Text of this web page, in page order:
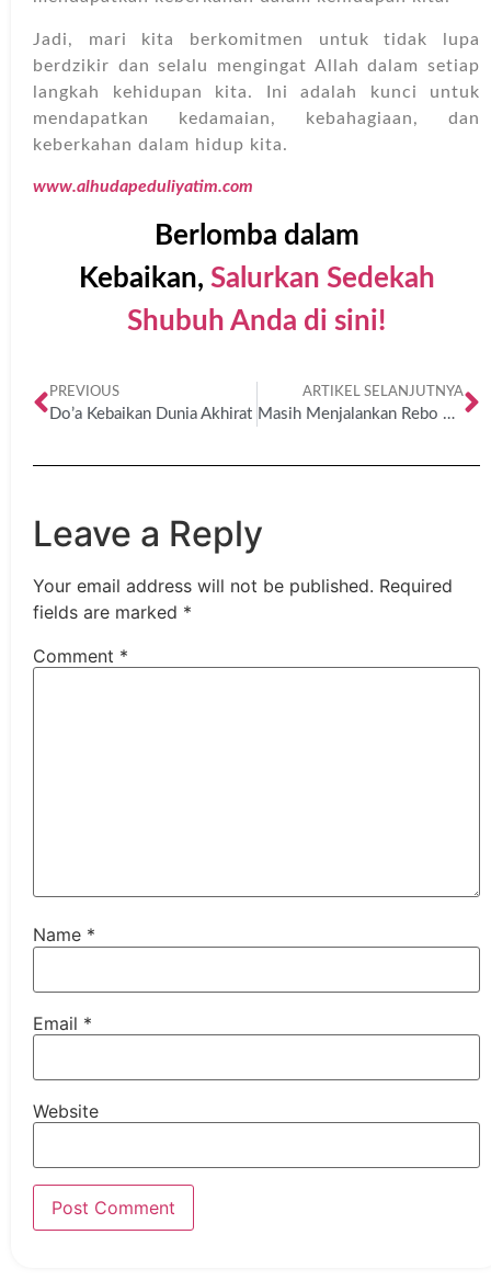
Jadi, mari kita berkomitmen untuk tidak lupa
berdzikir dan selalu mengingat Allah dalam setiap
langkah kehidupan kita. Ini adalah kunci untuk
mendapatkan kedamaian, kebahagiaan, dan
keberkahan dalam hidup kita.
www.alhudapeduliyatim.com
Berlomba dalam
Kebaikan, Salurkan Sedekah
Shubuh Anda di sini!
PREVIOUS
Do’a Kebaikan Dunia Akhirat
ARTIKEL SELANJUTNYA
Masih Menjalankan Rebo Wekasan?
Leave a Reply
Your email address will not be published. Required
fields are marked *
Comment *
Name *
Email *
Website